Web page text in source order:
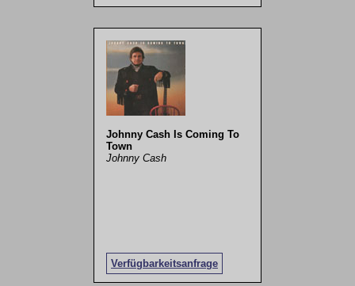
Johnny Cash Is Coming To
Town
Johnny Cash
Verfügbarkeitsanfrage